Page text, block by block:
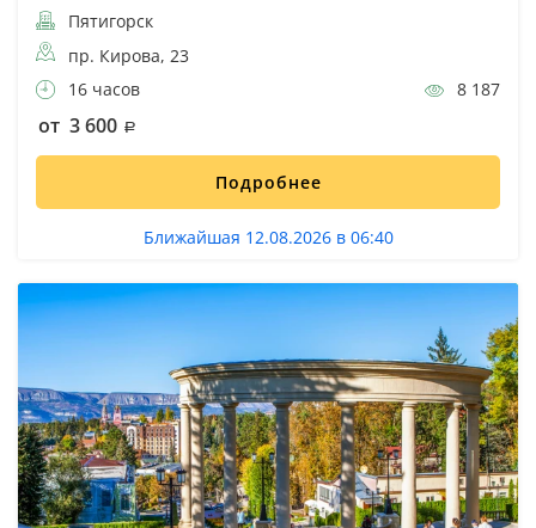
Пятигорск
пр. Кирова, 23
16 часов
8 187
от 3 600
Подробнее
Ближайшая 12.08.2026 в 06:40